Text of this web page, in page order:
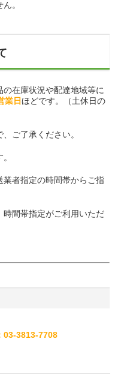
。
在庫状況や配達地域等に
業日ほどです。（土休日の
ご了承ください。
業者指定の時間帯からご指
間帯指定がご利用いただ
7708